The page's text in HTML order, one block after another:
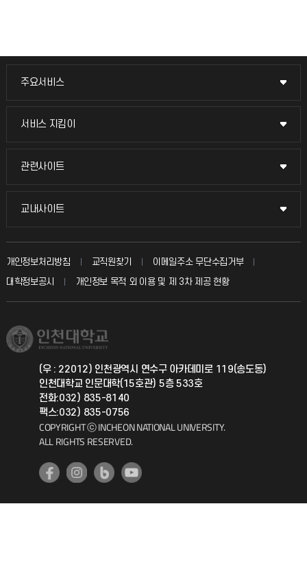
주요서비스
주요서비스
교무회의방송
입학안내
취업정보(학생)
서비스 지킴이
서비스 지킴이
묻고 답하기
칭찬마당
학생서비스 지킴이
관련사이트
관련사이트
국방헬프콜
총동문회
교내사이트
교내사이트
교수회
교육혁신본부
국제지원과
공자아카데미
기초교육원
개인정보처리방침 교직원찾기
이메일주소 무단수집거부
대학정보공시
개인정보 목적 외 이용 및 제 3차 제공 현황
(우 : 22012) 인천광역시 연수구 아카데미로 119(송도동)
인천대학교 인문대학(15호관) 5층 533호
전화:032) 835-8140
팩스:032) 835-0756
COPYRIGHT ⓒ INCHEON NATIONAL UNIVERSITY.
ALL RIGHTS RESERVED.